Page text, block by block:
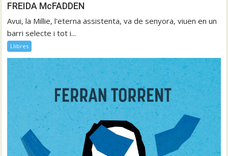
FREIDA McFADDEN
Avui, la Millie, l'eterna assistenta, va de senyora, viuen en un
barri selecte i tot i...
Llibres